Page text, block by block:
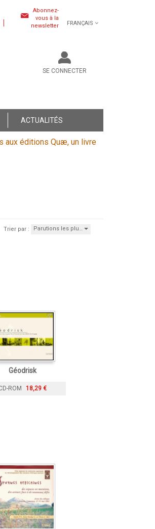
Abonnez-
vous à la
newsletter
FRANÇAIS
SE CONNECTER
ACTUALITÉS
aux éditions Quæ, un livre
Trier par : Parutions les plu…
Géodrisk
ROM 18,29 €